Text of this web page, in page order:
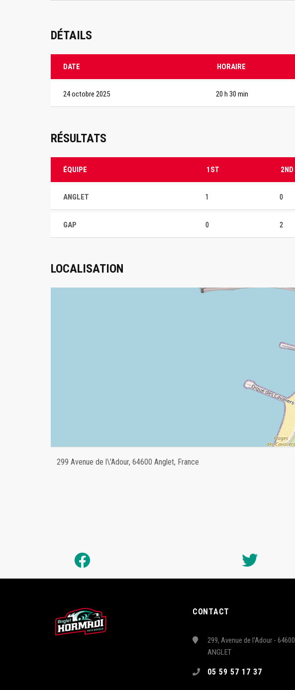
DÉTAILS
DATE HORAIRE
24 octobre 2025 20 h 30 min
RÉSULTATS
ÉQUIPE 1ST 2ND
ANGLET 1 0
GAP 0 2
LOCALISATION
299 Avenue de l\'Adour, 64600 Anglet, France
CONTACT
299, Avenue de l'Adour - 64600
ANGLET
05 59 57 17 37